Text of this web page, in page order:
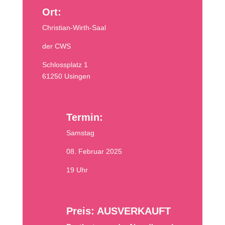
Ort:
Christian-Wirth-Saal
der CWS
Schlossplatz 1
61250 Usingen
Termin:
Samstag
08. Februar 2025
19 Uhr
Preis: AUSVERKAUFT